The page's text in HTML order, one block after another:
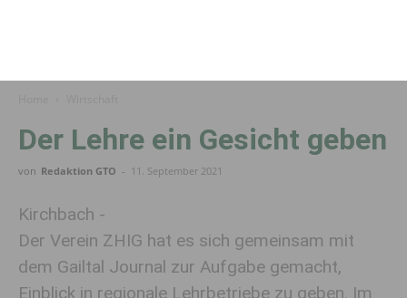
Der Lehre ein Gesicht geben
von Redaktion GTO - 11. September 2021
Kirchbach -
Der Verein ZHIG hat es sich gemeinsam mit
dem Gailtal Journal zur Aufgabe gemacht,
Einblick in regionale Lehrbetriebe zu geben. Im